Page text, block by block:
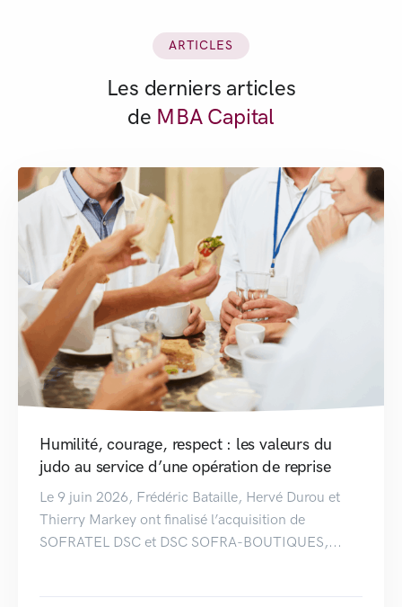
ARTICLES
Les derniers articles
de MBA Capital
Humilité, courage, respect : les valeurs du
judo au service d’une opération de reprise
Le 9 juin 2026, Frédéric Bataille, Hervé Durou et
Thierry Markey ont finalisé l’acquisition de
SOFRATEL DSC et DSC SOFRA-BOUTIQUES,...